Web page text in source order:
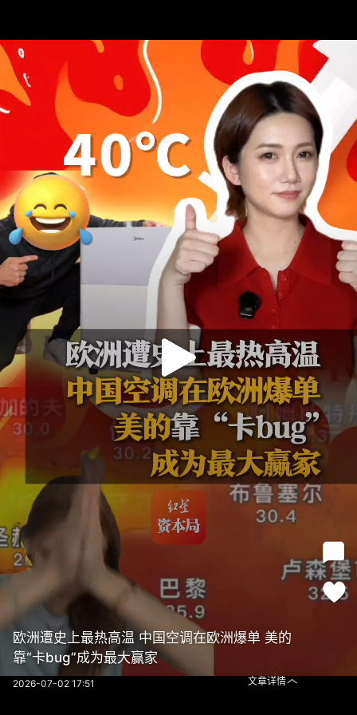
欧洲遭史上最热高温 中国空调在欧洲爆单 美的
靠“卡bug”成为最大赢家
2026-07-02 17:51 文章详情